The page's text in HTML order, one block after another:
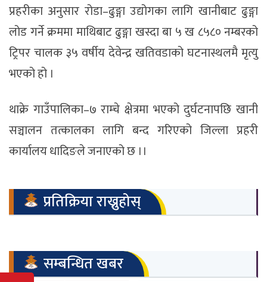
प्रहरीका अनुसार रोडा–ढुङ्गा उद्योगका लागि खानीबाट ढुङ्गा
लोड गर्ने क्रममा माथिबाट ढुङ्गा खस्दा बा ५ ख ८५८० नम्बरको
ट्रिपर चालक ३५ वर्षीय देवेन्द्र खतिवडाको घटनास्थलमै मृत्यु
भएको हो ।
थाक्रे गाउँपालिका–७ राम्चे क्षेत्रमा भएको दुर्घटनापछि खानी
सञ्चालन तत्कालका लागि बन्द गरिएको जिल्ला प्रहरी
कार्यालय धादिङले जनाएको छ ।।
प्रतिक्रिया राख्नुहोस्
सम्बन्धित खबर